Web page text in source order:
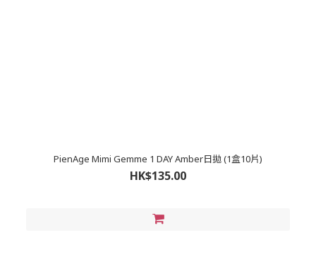
PienAge Mimi Gemme 1 DAY Amber日拋 (1盒10片)
HK$135.00